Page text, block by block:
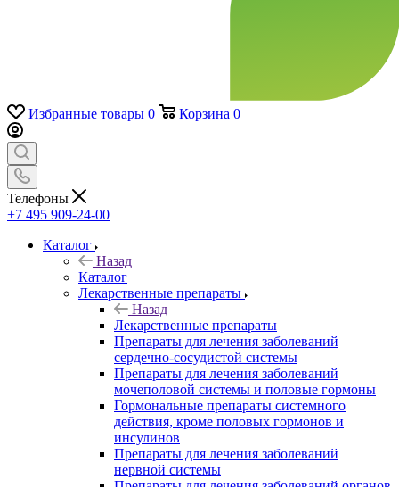
Избранные товары 0 Корзина 0
Телефоны
+7 495 909-24-00
Каталог
Назад
Каталог
Лекарственные препараты
Назад
Лекарственные препараты
Препараты для лечения заболеваний
сердечно-сосудистой системы
Препараты для лечения заболеваний
мочеполовой системы и половые гормоны
Гормональные препараты системного
действия, кроме половых гормонов и
инсулинов
Препараты для лечения заболеваний
нервной системы